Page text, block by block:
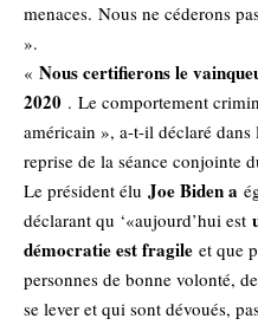
menaces. Nous ne céderons
».
« Nous certifierons le
2020 . Le comportement
américain », a-t-il déclaré
reprise de la séance conjointe
Le président élu Joe Biden a
déclarant qu ‘«aujourd’hui est
démocratie est fragile et que
personnes de bonne volonté,
se lever et qui sont dévoués,